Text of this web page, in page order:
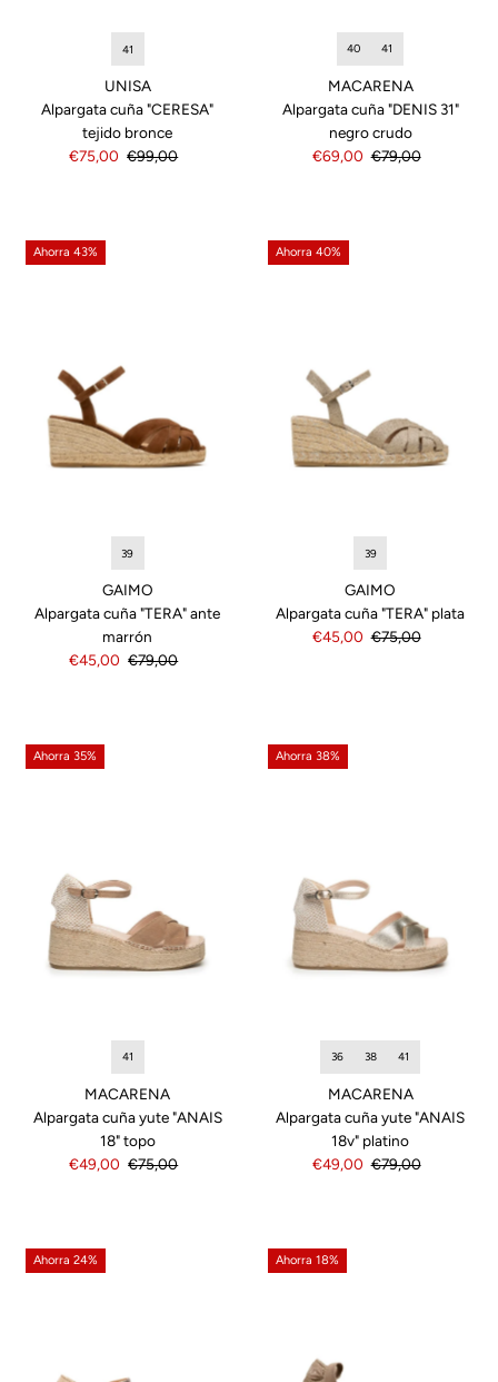
41
UNISA
Alpargata cuña "CERESA"
tejido bronce
Precio
€75,00 Precio
€99,00
40 41
MACARENA
Alpargata cuña "DENIS 31"
negro crudo
Precio
€69,00 Precio
€79,00
Ahorra 43%
39
GAIMO
Alpargata cuña "TERA" ante
marrón
Precio
€45,00 Precio
€79,00
Ahorra 40%
39
GAIMO
Alpargata cuña "TERA" plata
Precio
€45,00 Precio
€75,00
Ahorra 35%
41
MACARENA
Alpargata cuña yute "ANAIS
18" topo
Precio
€49,00 Precio
€75,00
Ahorra 38%
36 38 41
MACARENA
Alpargata cuña yute "ANAIS
18v" platino
Precio
€49,00 Precio
€79,00
Ahorra 24% Ahorra 18%